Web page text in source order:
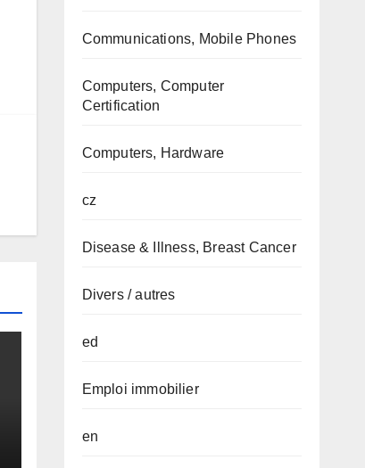
Communications, Mobile Phones
Computers, Computer
Certification
Computers, Hardware
cz
Disease & Illness, Breast Cancer
Divers / autres
ed
Emploi immobilier
en